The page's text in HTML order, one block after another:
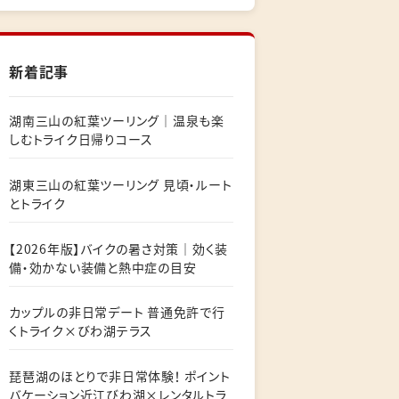
新着記事
湖南三山の紅葉ツーリング｜温泉も楽
しむトライク日帰りコース
湖東三山の紅葉ツーリング 見頃・ルート
とトライク
【2026年版】バイクの暑さ対策｜効く装
備・効かない装備と熱中症の目安
カップルの非日常デート 普通免許で行
くトライク×びわ湖テラス
琵琶湖のほとりで非日常体験！ ポイント
バケーション近江びわ湖×レンタルトラ